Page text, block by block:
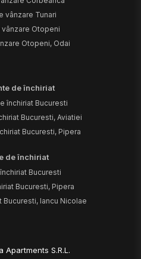
vânzare Tunari
Otopeni
Otopeni, Odai
de închiriat
închiriat Bucuresti
Bucuresti, Aviatiei
Bucuresti, Pipera
de închiriat
Bucuresti
Bucuresti, Pipera
Bucuresti, Iancu Nicolae
Apartments S.R.L.